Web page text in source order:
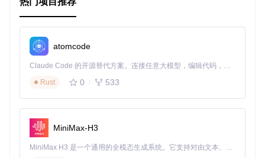
atomcode
Claude Code 的开源替代方案。连接任意大模型，编辑代码，运行命令，自动验证 — 全自动执行。用 Rust 构建，极致性能。 ｜ An open-source alternative to Claude Code. Connect any LLM, edit code, run commands, and verify changes — autonomously. Built in Rust for speed. Get Started
Rust
0 533
MiniMax-H3
MiniMax H3 是一个通用的全模态生成系统。它支持对由文本、图像、视频和音频组成的多模态上下文进行统一理解，并能生成分辨率高达 2K、时长可达 15 秒的带原生立体声音频的视频。得益于面向任务泛化的系统设计，H3 在预训练阶段就已具备广泛的多模态上下文理解与生成能力，能够出色地执行复杂的多模态指令。